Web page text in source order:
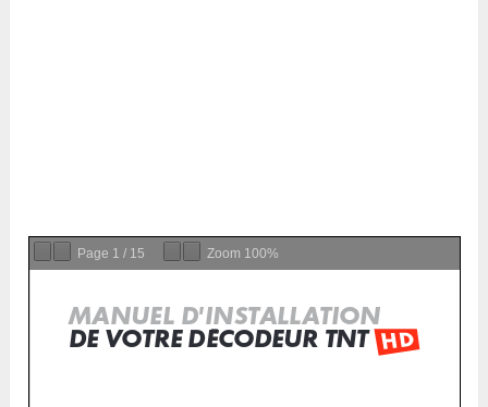
Page 1 / 15 Zoom 100%